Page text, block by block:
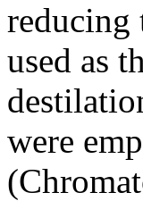
reducing
used as
were